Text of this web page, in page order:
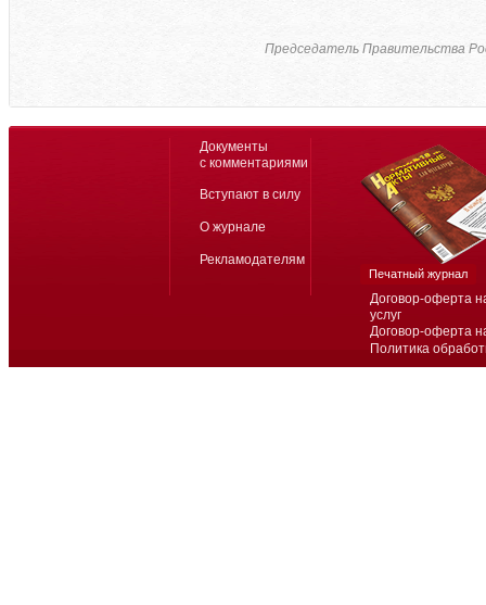
Председатель Правительства
Договор-оферта
услуг
Договор-оферта
Политика
Документы
с комментариями
Вступают в силу
О журнале
Рекламодателям
Печатный журнал